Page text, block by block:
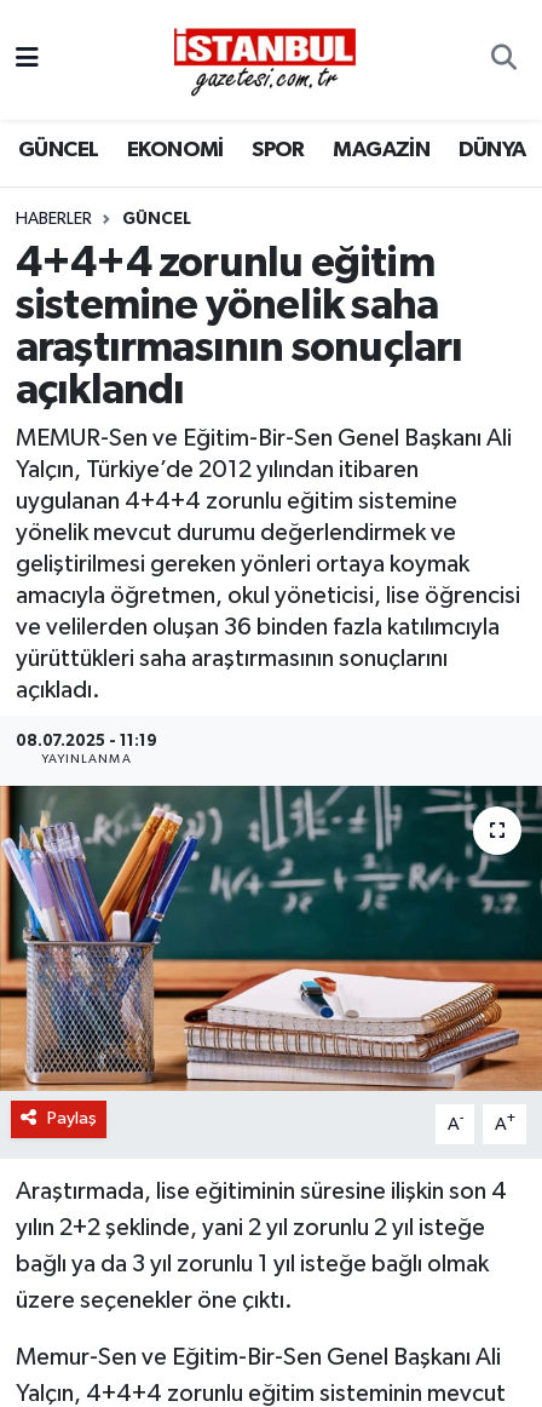
GÜNCEL EKONOMİ SPOR MAGAZİN DÜNYA
HABERLER GÜNCEL
4+4+4 zorunlu eğitim
sistemine yönelik saha
araştırmasının sonuçları
açıklandı
MEMUR-Sen ve Eğitim-Bir-Sen Genel Başkanı Ali
Yalçın, Türkiye’de 2012 yılından itibaren
uygulanan 4+4+4 zorunlu eğitim sistemine
yönelik mevcut durumu değerlendirmek ve
geliştirilmesi gereken yönleri ortaya koymak
amacıyla öğretmen, okul yöneticisi, lise öğrencisi
ve velilerden oluşan 36 binden fazla katılımcıyla
yürüttükleri saha araştırmasının sonuçlarını
açıkladı.
08.07.2025 - 11:19
YAYINLANMA
Paylaş A- A+
Araştırmada, lise eğitiminin süresine ilişkin son 4
yılın 2+2 şeklinde, yani 2 yıl zorunlu 2 yıl isteğe
bağlı ya da 3 yıl zorunlu 1 yıl isteğe bağlı olmak
üzere seçenekler öne çıktı.
Memur-Sen ve Eğitim-Bir-Sen Genel Başkanı Ali
Yalçın, 4+4+4 zorunlu eğitim sisteminin mevcut
EKONOMİ
İSTANBUL
DÜNYA
SPOR
MAGAZİN
KÜLTÜR SANAT
SAĞLIK
BİLİM VE TEKNOLOJİ
OTOMOBİL
Nöbetçi Eczaneler
Hava Durumu
Trafik Durumu
Süper Lig Puan Durumu ve Fikstür
Tüm Manşetler
Son Dakika Haberleri
Haber Arşivi